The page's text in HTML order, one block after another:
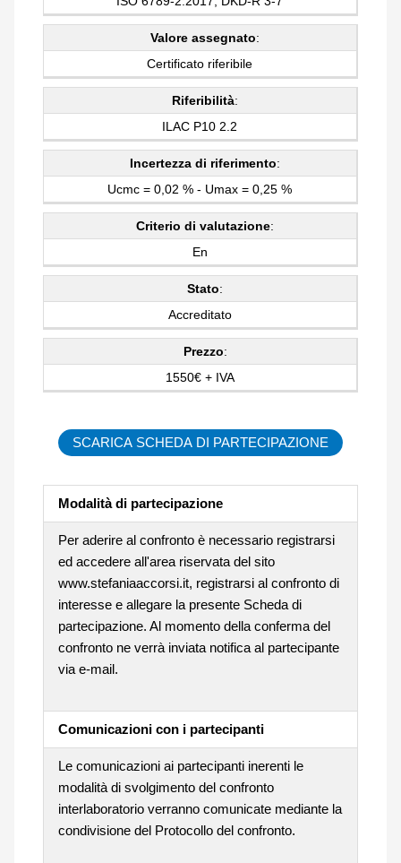
Valore assegnato:
Certificato riferibile
Riferibilità:
ILAC P10 2.2
Incertezza di riferimento:
Ucmc = 0,02 % - Umax = 0,25 %
Criterio di valutazione:
En
Stato:
Accreditato
Prezzo:
1550€ + IVA
SCARICA SCHEDA DI PARTECIPAZIONE
Modalità di partecipazione
Per aderire al confronto è necessario registrarsi
ed accedere all'area riservata del sito
www.stefaniaaccorsi.it, registrarsi al confronto di
interesse e allegare la presente Scheda di
partecipazione. Al momento della conferma del
confronto ne verrà inviata notifica al partecipante
via e-mail.
Comunicazioni con i partecipanti
Le comunicazioni ai partecipanti inerenti le
modalità di svolgimento del confronto
interlaboratorio verranno comunicate mediante la
condivisione del Protocollo del confronto.